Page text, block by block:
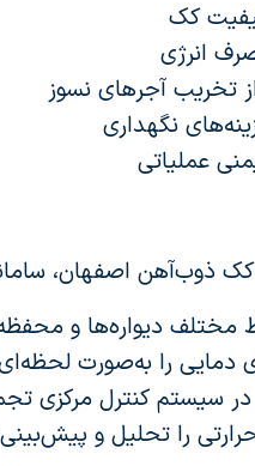
کک
انرژی
تخریب آجرهای نسوز
نگهداری
عملیاتی
ذوب‌آهن اصفهان،
مختلف دیواره‌ها و
دمایی را به‌صورت
در سیستم کنترل مرکزی
را تحلیل و